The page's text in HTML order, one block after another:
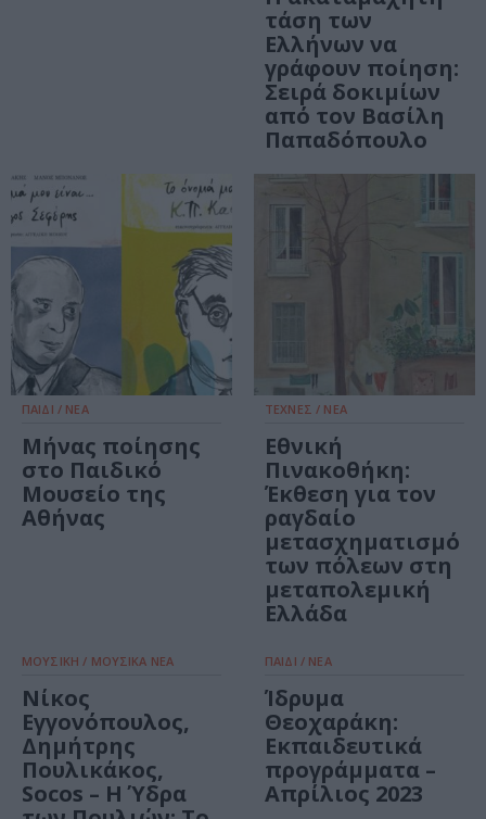
τάση των
Ελλήνων να
γράφουν ποίηση:
Σειρά δοκιμίων
από τον Βασίλη
Παπαδόπουλο
ΠΑΙΔΙ / ΝΕΑ
Μήνας ποίησης
στο Παιδικό
Μουσείο της
Αθήνας
ΤΕΧΝΕΣ / ΝΕΑ
Εθνική
Πινακοθήκη:
Έκθεση για τον
ραγδαίο
μετασχηματισμό
των πόλεων στη
μεταπολεμική
Ελλάδα
ΜΟΥΣΙΚΗ / ΜΟΥΣΙΚΑ ΝΕΑ
Νίκος
Εγγονόπουλος,
Δημήτρης
Πουλικάκος,
Socos – Η Ύδρα
ΠΑΙΔΙ / ΝΕΑ
Ίδρυμα
Θεοχαράκη:
Εκπαιδευτικά
προγράμματα –
Απρίλιος 2023